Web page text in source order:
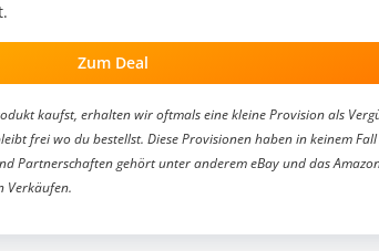
Zum Deal
kaufst, erhalten wir oftmals eine kleine Provision als
frei wo du bestellst. Diese Provisionen haben in keinem
Partnerschaften gehört unter anderem eBay und das
Verkäufen.